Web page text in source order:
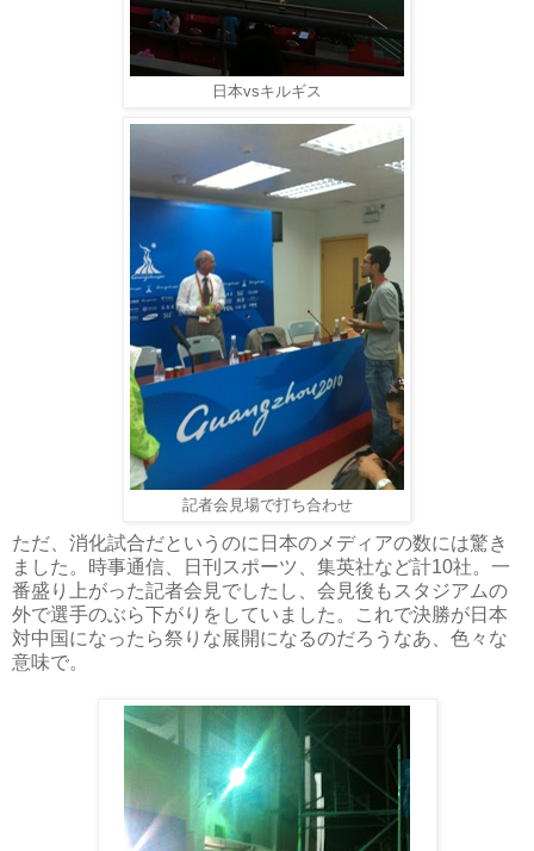
日本vsキルギス
記者会見場で打ち合わせ
ただ、消化試合だというのに日本のメディアの数には驚き
ました。時事通信、日刊スポーツ、集英社など計10社。一
番盛り上がった記者会見でしたし、会見後もスタジアムの
外で選手のぶら下がりをしていました。これで決勝が日本
対中国になったら祭りな展開になるのだろうなあ、色々な
意味で。